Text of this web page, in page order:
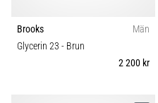
Brooks
Män
Glycerin 23 - Brun
2 200 kr